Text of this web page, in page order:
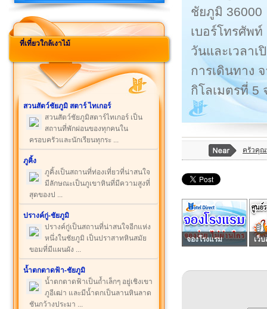
ที่เที่ยวใกล้เงาไม้
สวนสัตว์ชัยภูมิ สตาร์ ไทเกอร์
สวนสัตว์ชัยภูมิสตาร์ไทเกอร์ เป็น
สถานที่พักผ่อนของทุกคนใน
ครอบครัวและนักเรียนทุกระ ...
ภูคิ้ง
ภูคิ้งเป็นสถานที่ท่องเที่ยวที่น่าสนใจ
มีลักษณะเป็นภูเขาหินที่มีความสูงที่
สุดของป ...
ปรางค์กู่-ชัยภูมิ
ปรางค์กู่เป็นสถานที่น่าสนใจอีกแห่ง
หนึ่งในชัยภูมิ เป็นปราสาทหินสมัย
ขอมที่มีแผนผัง ...
น้ำตกตาดฟ้า-ชัยภูมิ
น้ำตกตาดฟ้าเป็นถ้ำเล็กๆ อยู่เชิงเขา
ภูอีเฒ่า และมีน้ำตกเป็นลานหินลาด
ชันกว้างประมา ...
ชัยภูมิ 36000
เบอร์โทรศัพท์
วันและเวลา
การเดินทาง
กิโลเมตรที่ 5
ครัวคุ
จองโรงแรม เว็